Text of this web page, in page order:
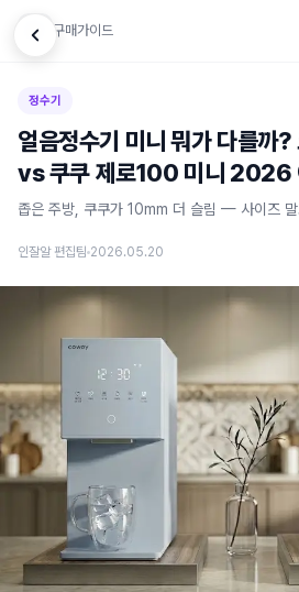
← 구매가이드
정수기
얼음정수기 미니 뭐가 다를까
vs 쿠쿠 제로100 미니 2026
좁은 주방, 쿠쿠가 10mm 더 슬림 — 사이즈
인잘알 편집팀 2026.05.20